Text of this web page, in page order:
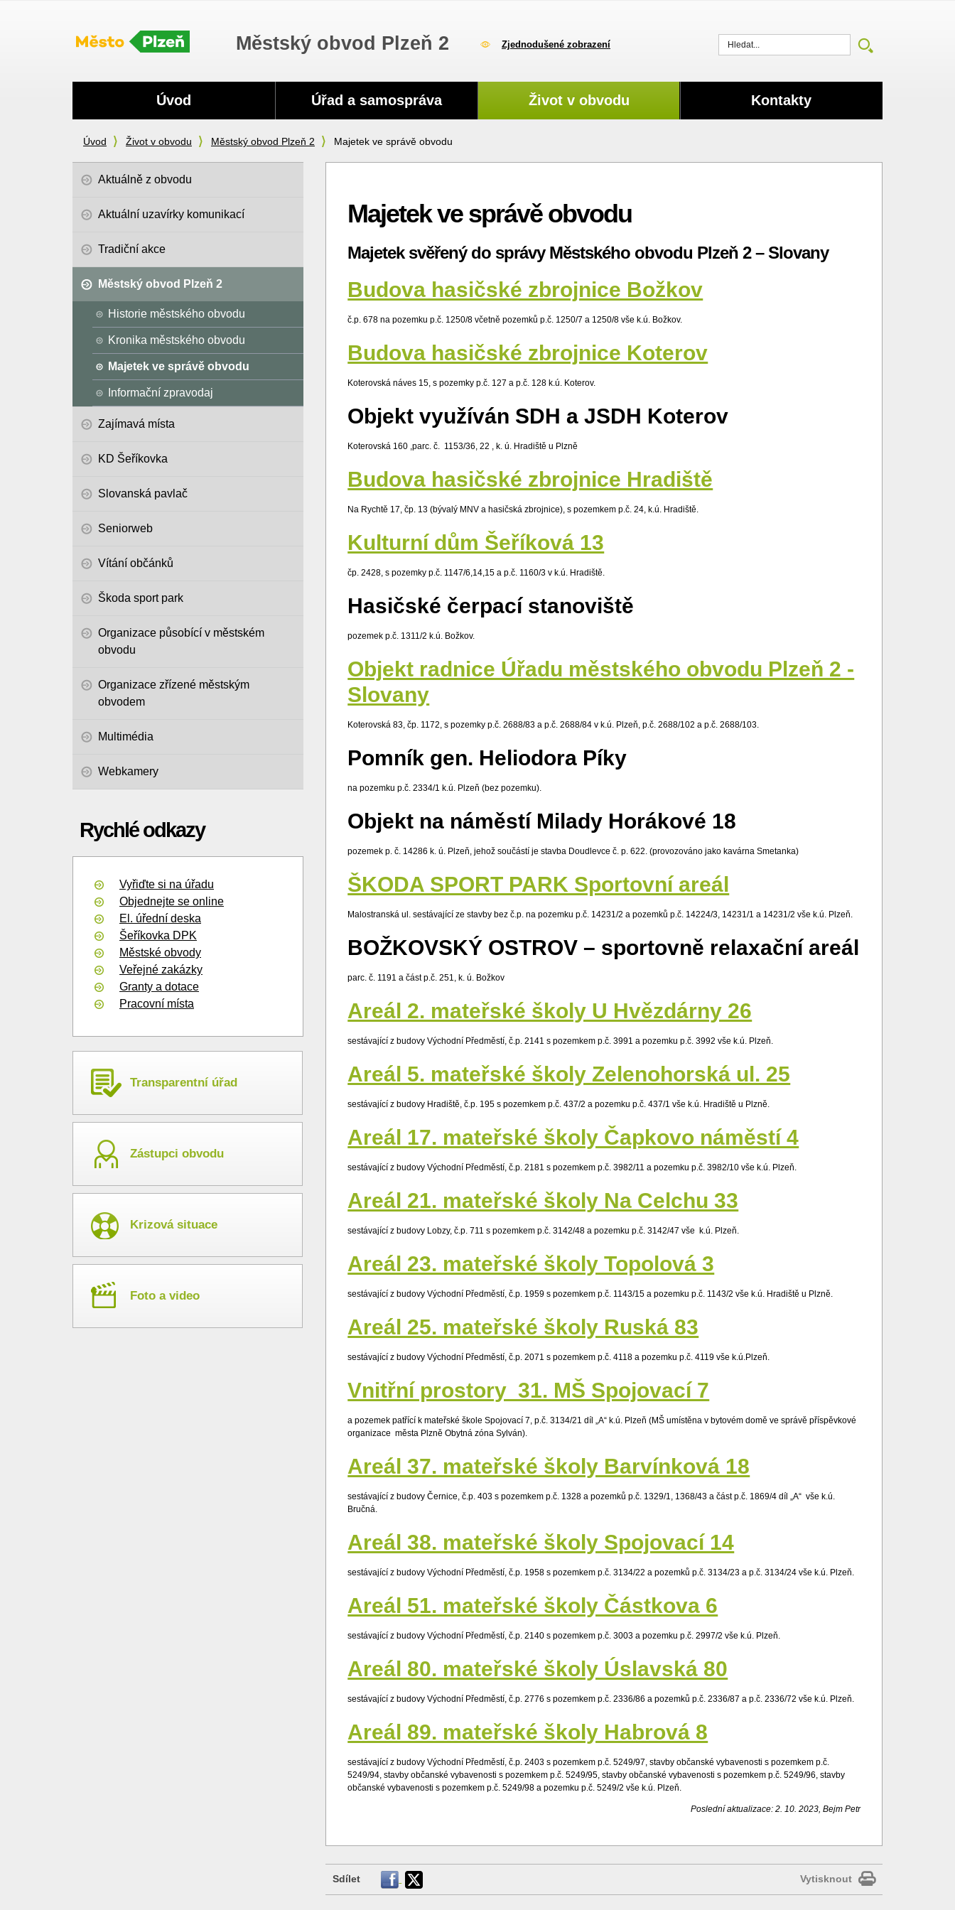
Městský obvod Plzeň 2 Zjednodušené zobrazení
Úvod Život v obvodu Městský obvod Plzeň 2 Majetek ve správě obvodu
Majetek ve správě obvodu
Majetek svěřený do správy Městského obvodu Plzeň 2 – Slovany
Budova hasičské zbrojnice Božkov
č.p. 678 na pozemku p.č. 1250/8 včetně pozemků p.č. 1250/7 a 1250/8 vše k.ú. Božkov.
Budova hasičské zbrojnice Koterov
Koterovská náves 15, s pozemky p.č. 127 a p.č. 128 k.ú. Koterov.
Objekt využíván SDH a JSDH Koterov
Koterovská 160 ,parc. č. 1153/36, 22 , k. ú. Hradiště u Plzně
Budova hasičské zbrojnice Hradiště
Na Rychtě 17, čp. 13 (bývalý MNV a hasičská zbrojnice), s pozemkem p.č. 24, k.ú. Hradiště.
Kulturní dům Šeříková 13
čp. 2428, s pozemky p.č. 1147/6,14,15 a p.č. 1160/3 v k.ú. Hradiště.
Hasičské čerpací stanoviště
pozemek p.č. 1311/2 k.ú. Božkov.
Objekt radnice Úřadu městského obvodu Plzeň 2 -
Slovany
Koterovská 83, čp. 1172, s pozemky p.č. 2688/83 a p.č. 2688/84 v k.ú. Plzeň, p.č. 2688/102 a p.č. 2688/103.
Pomník gen. Heliodora Píky
na pozemku p.č. 2334/1 k.ú. Plzeň (bez pozemku).
Objekt na náměstí Milady Horákové 18
pozemek p. č. 14286 k. ú. Plzeň, jehož součástí je stavba Doudlevce č. p. 622. (provozováno jako kavárna Smetanka)
ŠKODA SPORT PARK Sportovní areál
Malostranská ul. sestávající ze stavby bez č.p. na pozemku p.č. 14231/2 a pozemků p.č. 14224/3, 14231/1 a 14231/2 vše k.ú. Plzeň.
BOŽKOVSKÝ OSTROV – sportovně relaxační areál
parc. č. 1191 a část p.č. 251, k. ú. Božkov
Areál 2. mateřské školy U Hvězdárny 26
sestávající z budovy Východní Předměstí, č.p. 2141 s pozemkem p.č. 3991 a pozemku p.č. 3992 vše k.ú. Plzeň.
Areál 5. mateřské školy Zelenohorská ul. 25
sestávající z budovy Hradiště, č.p. 195 s pozemkem p.č. 437/2 a pozemku p.č. 437/1 vše k.ú. Hradiště u Plzně.
Areál 17. mateřské školy Čapkovo náměstí 4
sestávající z budovy Východní Předměstí, č.p. 2181 s pozemkem p.č. 3982/11 a pozemku p.č. 3982/10 vše k.ú. Plzeň.
Areál 21. mateřské školy Na Celchu 33
sestávající z budovy Lobzy, č.p. 711 s pozemkem p.č. 3142/48 a pozemku p.č. 3142/47 vše k.ú. Plzeň.
Areál 23. mateřské školy Topolová 3
sestávající z budovy Východní Předměstí, č.p. 1959 s pozemkem p.č. 1143/15 a pozemku p.č. 1143/2 vše k.ú. Hradiště u Plzně.
Areál 25. mateřské školy Ruská 83
sestávající z budovy Východní Předměstí, č.p. 2071 s pozemkem p.č. 4118 a pozemku p.č. 4119 vše k.ú.Plzeň.
Vnitřní prostory 31. MŠ Spojovací 7
a pozemek patřící k mateřské škole Spojovací 7, p.č. 3134/21 díl „A“ k.ú. Plzeň (MŠ umístěna v bytovém domě ve správě příspěvkové
organizace města Plzně Obytná zóna Sylván).
Areál 37. mateřské školy Barvínková 18
sestávající z budovy Černice, č.p. 403 s pozemkem p.č. 1328 a pozemků p.č. 1329/1, 1368/43 a část p.č. 1869/4 díl „A“ vše k.ú.
Bručná.
Areál 38. mateřské školy Spojovací 14
sestávající z budovy Východní Předměstí, č.p. 1958 s pozemkem p.č. 3134/22 a pozemků p.č. 3134/23 a p.č. 3134/24 vše k.ú. Plzeň.
Areál 51. mateřské školy Částkova 6
sestávající z budovy Východní Předměstí, č.p. 2140 s pozemkem p.č. 3003 a pozemku p.č. 2997/2 vše k.ú. Plzeň.
Areál 80. mateřské školy Úslavská 80
sestávající z budovy Východní Předměstí, č.p. 2776 s pozemkem p.č. 2336/86 a pozemků p.č. 2336/87 a p.č. 2336/72 vše k.ú. Plzeň.
Areál 89. mateřské školy Habrová 8
sestávající z budovy Východní Předměstí, č.p. 2403 s pozemkem p.č. 5249/97, stavby občanské vybavenosti s pozemkem p.č.
5249/94, stavby občanské vybavenosti s pozemkem p.č. 5249/95, stavby občanské vybavenosti s pozemkem p.č. 5249/96, stavby
občanské vybavenosti s pozemkem p.č. 5249/98 a pozemku p.č. 5249/2 vše k.ú. Plzeň.
Poslední aktualizace: 2. 10. 2023, Bejm Petr
Sdílet Vytisknout
Aktuálně z obvodu
Aktuální uzavírky komunikací
Tradiční akce
Městský obvod Plzeň 2
Historie městského obvodu
Kronika městského obvodu
Majetek ve správě obvodu
Informační zpravodaj
Zajímavá místa
KD Šeříkovka
Slovanská pavlač
Seniorweb
Vítání občánků
Škoda sport park
Organizace působící v městském
obvodu
Organizace zřízené městským
obvodem
Multimédia
Webkamery
Rychlé odkazy
Vyřiďte si na úřadu
Objednejte se online
El. úřední deska
Šeříkovka DPK
Městské obvody
Veřejné zakázky
Granty a dotace
Pracovní místa
Transparentní úřad
Zástupci obvodu
Krizová situace
Foto a video
Úvod Úřad a samospráva Život v obvodu Kontakty